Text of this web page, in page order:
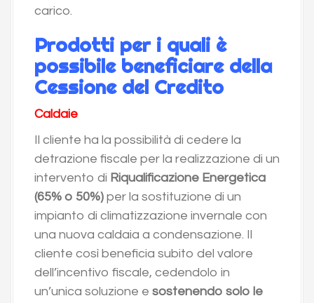
carico.
Prodotti per i quali è
possibile beneficiare della
Cessione del Credito
Caldaie
Il cliente ha la possibilità di cedere la
detrazione fiscale per la realizzazione di un
intervento di Riqualificazione Energetica
(65% o 50%) per la sostituzione di un
impianto di climatizzazione invernale con
una nuova caldaia a condensazione. Il
cliente così beneficia subito del valore
dell’incentivo fiscale, cedendolo in
un’unica soluzione e sostenendo solo le